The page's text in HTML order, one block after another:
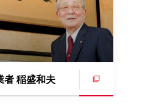
者 稲盛和夫